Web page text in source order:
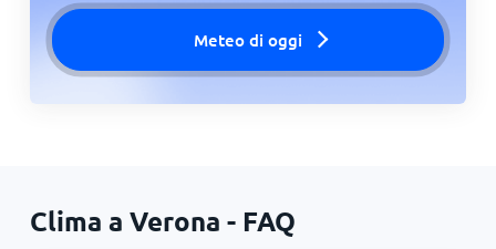
Meteo di oggi
Clima a Verona - FAQ